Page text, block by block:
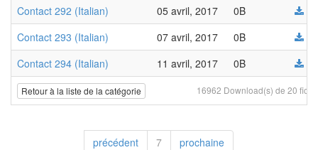
Contact 292 (Italian)
05 avril, 2017
0B
Contact 293 (Italian)
07 avril, 2017
0B
Contact 294 (Italian)
11 avril, 2017 0B
Retour à la liste de la catégorie 16962 Download(s) de 20
précédent 7 prochaine